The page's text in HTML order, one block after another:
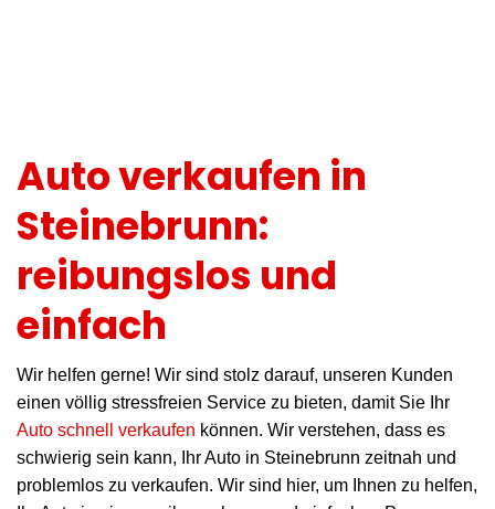
Auto verkaufen in
Steinebrunn:
reibungslos und
einfach
Wir helfen gerne! Wir sind stolz darauf, unseren Kunden
einen völlig stressfreien Service zu bieten, damit Sie Ihr
Auto schnell verkaufen können. Wir verstehen, dass es
schwierig sein kann, Ihr Auto in Steinebrunn zeitnah und
problemlos zu verkaufen. Wir sind hier, um Ihnen zu helfen,